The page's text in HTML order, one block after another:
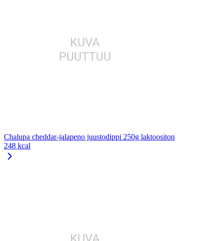
Chalupa cheddar-jalapeno juustodippi 250g laktoositon
248 kcal